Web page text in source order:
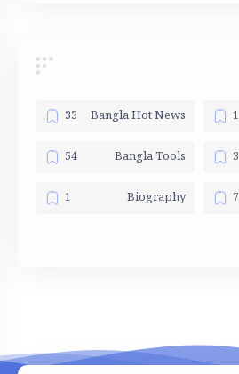
Bangla Hot News
Bangla Tools
Biography
King